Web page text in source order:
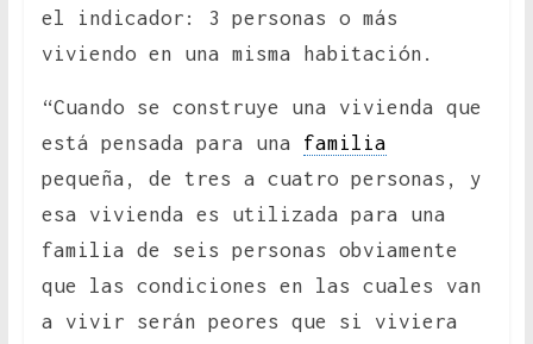
el indicador: 3 personas o más
viviendo en una misma habitación.
“Cuando se construye una vivienda que
está pensada para una familia
pequeña, de tres a cuatro personas, y
esa vivienda es utilizada para una
familia de seis personas obviamente
que las condiciones en las cuales van
a vivir serán peores que si viviera